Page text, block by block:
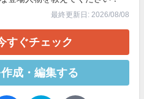
最終更新日: 2026/08/08
すぐチェック
成・編集する